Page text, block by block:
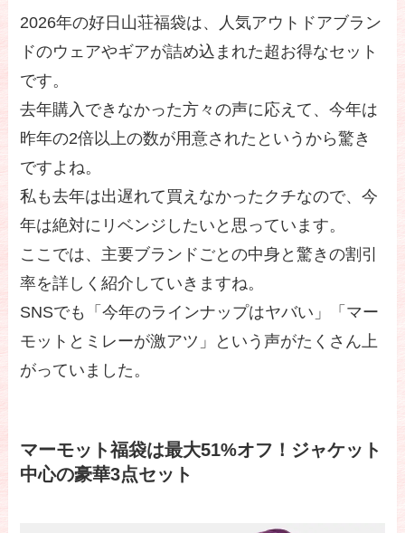
2026年の好日山荘福袋は、人気アウトドアブラン
ドのウェアやギアが詰め込まれた超お得なセット
です。
去年購入できなかった方々の声に応えて、今年は
昨年の2倍以上の数が用意されたというから驚き
ですよね。
私も去年は出遅れて買えなかったクチなので、今
年は絶対にリベンジしたいと思っています。
ここでは、主要ブランドごとの中身と驚きの割引
率を詳しく紹介していきますね。
SNSでも「今年のラインナップはヤバい」「マー
モットとミレーが激アツ」という声がたくさん上
がっていました。
マーモット福袋は最大51%オフ！ジャケット
中心の豪華3点セット